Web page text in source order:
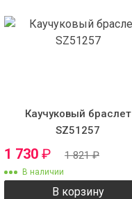
Каучуковый браслет
SZ51257
1 730 ₽ 1 821₽
В наличии
В корзину